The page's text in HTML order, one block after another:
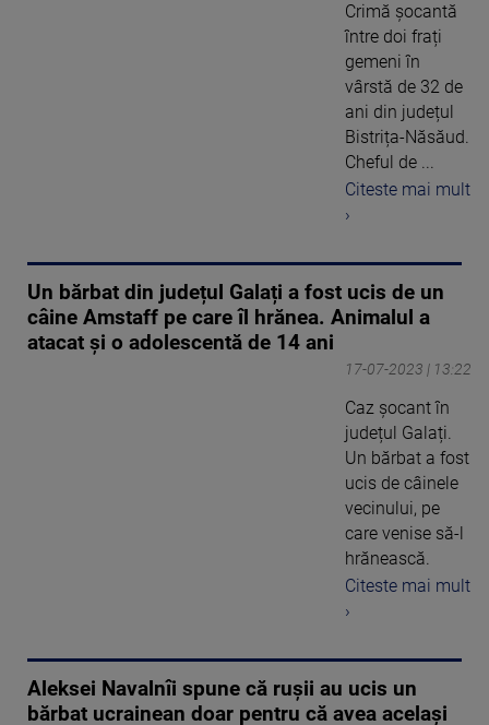
Crimă șocantă
între doi frați
gemeni în
vârstă de 32 de
ani din județul
Bistrița-Năsăud.
Cheful de ...
Citeste mai mult
›
Un bărbat din județul Galați a fost ucis de un
câine Amstaff pe care îl hrănea. Animalul a
atacat și o adolescentă de 14 ani
17-07-2023 | 13:22
Caz șocant în
județul Galați.
Un bărbat a fost
ucis de câinele
vecinului, pe
care venise să-l
hrănească.
Citeste mai mult
›
Aleksei Navalnîi spune că rușii au ucis un
bărbat ucrainean doar pentru că avea același